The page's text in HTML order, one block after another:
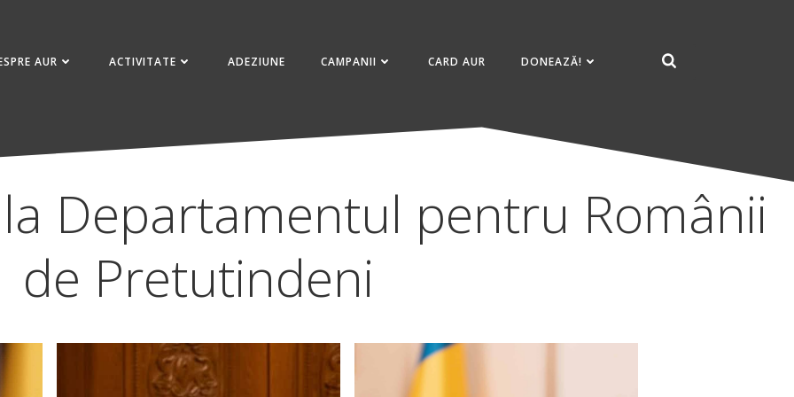
AUR ACTIVITATE ADEZIUNE CAMPANII CARD AUR DONEAZĂ!
Departamentul pentru Românii
de Pretutindeni